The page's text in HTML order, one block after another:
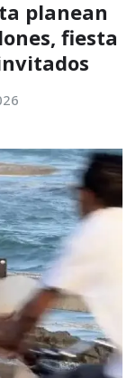
planean
fiesta